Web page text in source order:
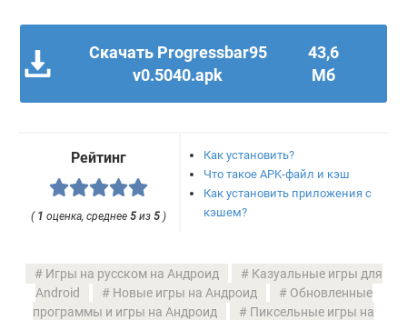
Скачать Progressbar95
v0.5040.apk
43,6
Мб
Рейтинг
( 1 оценка, среднее5 из5 )
Как установить?
Что такое APK-файл и кэш
Как установить приложения с
кэшем?
Игры на русском на Андроид
Казуальные игры для
Android
Новые игры на Андроид
Обновленные
программы и игры на Андроид
Пиксельные игры на